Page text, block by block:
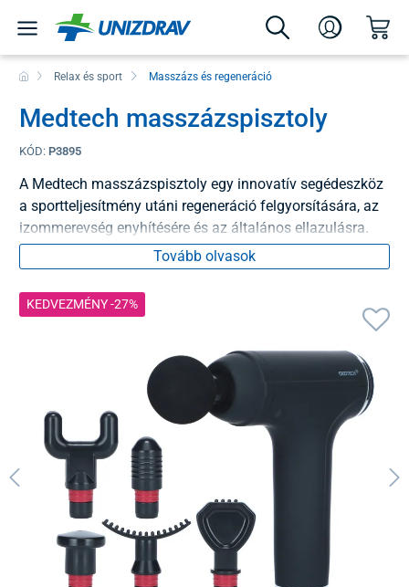
Relax és sport Masszázs és regeneráció
Medtech masszázspisztoly
KÓD: P3895
A Medtech masszázspisztoly egy innovatív segédeszköz
a sportteljesítmény utáni regeneráció felgyorsítására, az
izommerevség enyhítésére és az általános ellazulásra.
Tovább olvasok
KEDVEZMÉNY -27%